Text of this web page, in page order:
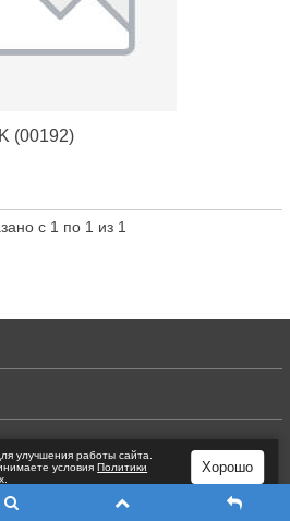
(00192)
с 1 по 1 из 1
улучшения работы сайта.
условияПолитики
Хорошо